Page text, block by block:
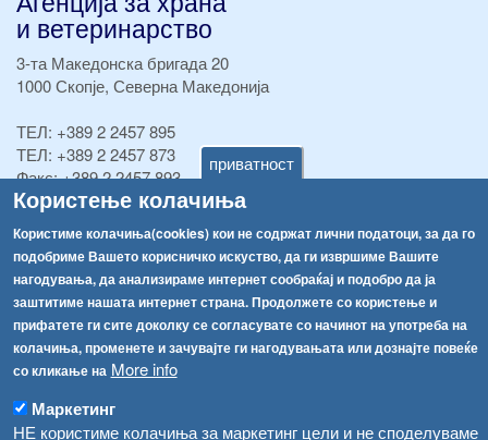
приватност
Користење колачиња
Користиме колачиња(cookies) кои не содржат лични податоци, за да го
подобриме Вашето корисничко искуство, да ги извршиме Вашите
нагодувања, да анализираме интернет сообраќај и подобро да ја
заштитиме нашата интернет страна. Продолжете со користење и
прифатете ги сите доколку се согласувате со начинот на употреба на
колачиња, променете и зачувајте ги нагодувањата или дознајте повеќе
со кликање на More info
Маркетинг
НЕ користиме колачиња за маркетинг цели и не споделуваме
и ветеринарство
3-та Македонска бригада 20
1000 Скопје, Северна Македонија
ТЕЛ: +389 2 2457 895
ТЕЛ: +389 2 2457 873
Факс:+389 2 2457 893
Факс:+389 2 2457 871
[АХВ-претходна страна]
Соопштенија
Република Бугарија ги засили официјалните контроли при увоз на свежо овошје и зеленчук
Високите температури ризик од труење со храна, опасни се и за животните
Водата во Гостивар може да се користи како техничка, продолжува испораката на флаширана вода
Навигација
Архива
Регистри